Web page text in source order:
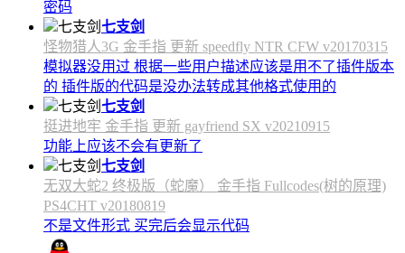
密码
七支剑
怪物猎人3G 金手指 更新 speedfly NTR CFW v20170315
模拟器没用过 根据一些用户描述应该是用不了插件版本
的 插件版的代码是没办法转成其他格式使用的
七支剑
挺进地牢 金手指 更新 gayfriend SX v20210915
功能上应该不会有更新了
七支剑
无双大蛇2 终极版（蛇魔） 金手指 Fullcodes(树的原理)
PS4CHT v20180819
不是文件形式 买完后会显示代码